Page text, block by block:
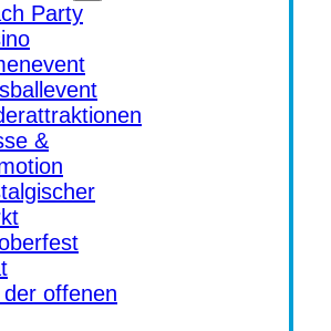
Party
&
der offenen